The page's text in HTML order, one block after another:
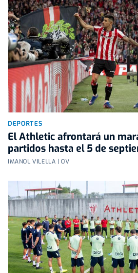
DEPORTES
El Athletic afrontará un
partidos hasta el 5 de
IMANOL VILELLA | OV